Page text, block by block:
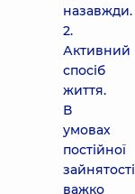
назавжди.
2.
Активний
спосіб
життя.
В
умовах
постійної
зайнятості
важко